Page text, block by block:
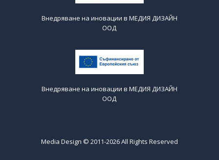
Внедряване на иновации в МЕДИЯ ДИЗАЙН
ООД
Внедряване на иновации в МЕДИЯ ДИЗАЙН
ООД
Media Design © 2011-2026 All Rights Reserved